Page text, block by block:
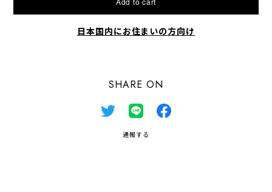
日本国内にお住まいの方向け
SHARE ON
通報する